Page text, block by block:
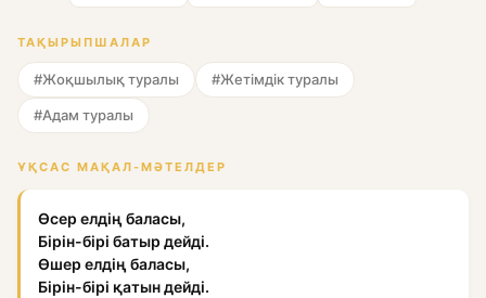
ТАҚЫРЫПШАЛАР
#Жоқшылық туралы #Жетімдік туралы
#Адам туралы
ҰҚСАС МАҚАЛ-МӘТЕЛДЕР
Өсер елдің баласы,
Бірін-бірі батыр дейді.
Өшер елдің баласы,
Бірін-бірі қатын дейді.